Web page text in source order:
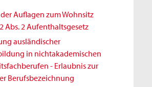
Auflagen zum Wohnsitz
Abs. 2 Aufenthaltsgesetz
ausländischer
in nichtakademischen
- Erlaubnis zur
Berufsbezeichnung